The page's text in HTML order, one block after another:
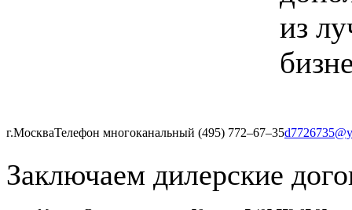
из
г.МоскваТелефон многоканальный (495) 772‒67‒35
Заключаем дилерские